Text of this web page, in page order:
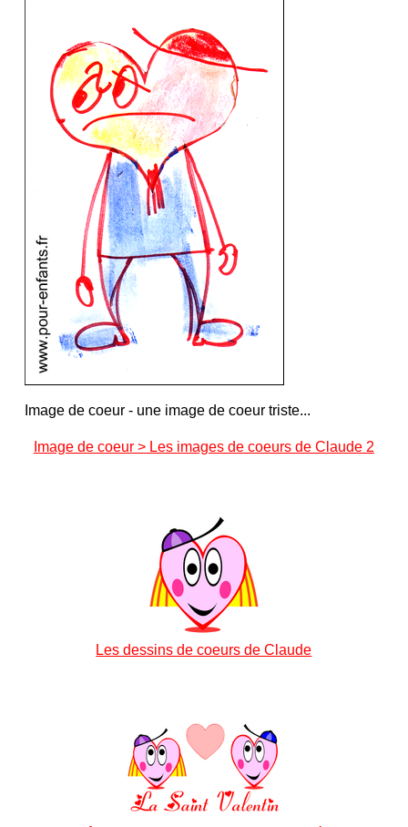
Image de coeur - une image de coeur triste...
Image de coeur > Les images de coeurs de Claude 2
Les dessins de coeurs de Claude